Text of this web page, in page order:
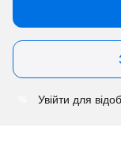
Увійти для